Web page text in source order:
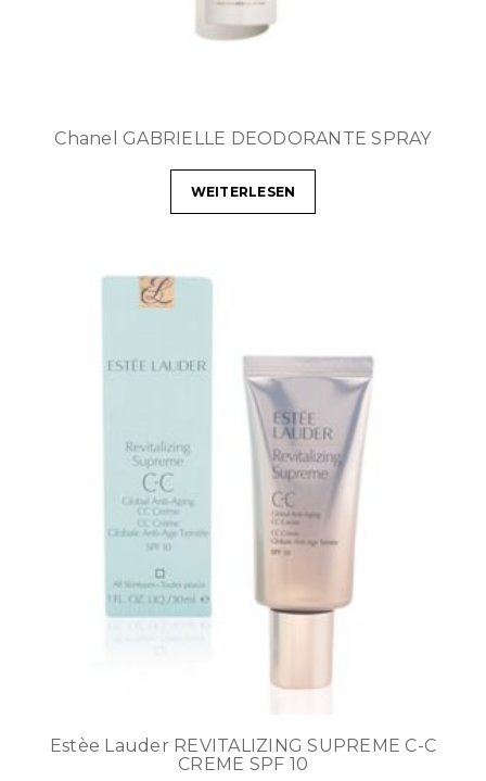
Chanel GABRIELLE DEODORANTE SPRAY
WEITERLESEN
Estèe Lauder REVITALIZING SUPREME C-C
CREME SPF 10